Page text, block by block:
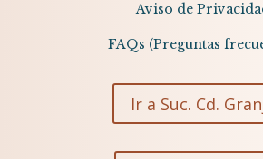
Aviso de
FAQs (Preguntas
Ir a Suc. Cd.